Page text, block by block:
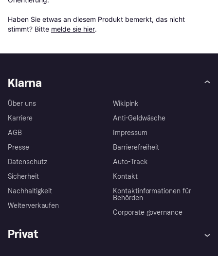
Haben Sie etwas an diesem Produkt bemerkt, das nicht
stimmt? Bitte melde sie hier.
Klarna
Über uns
Karriere
AGB
Presse
Datenschutz
Sicherheit
Nachhaltigkeit
Weiterverkaufen
Wikipink
Anti-Geldwäsche
Impressum
Barrierefreiheit
Auto-Track
Kontakt
Kontaktinformationen für
Behörden
Corporate governance
Privat